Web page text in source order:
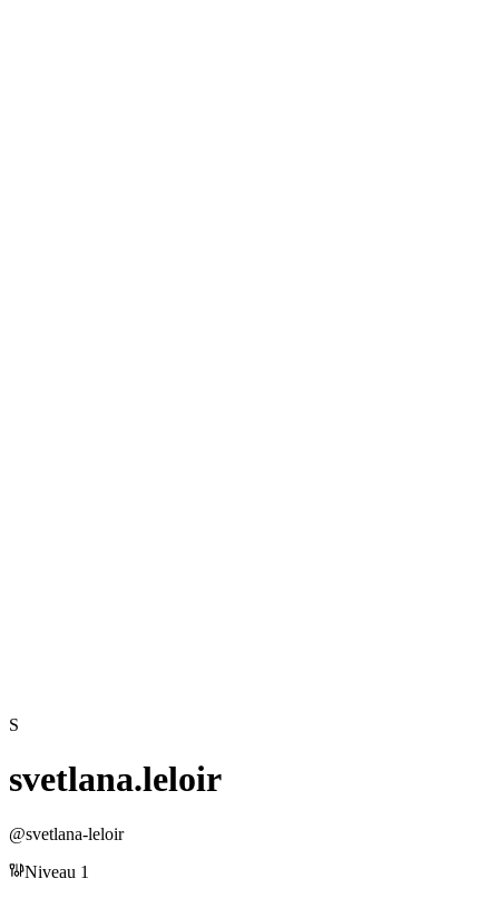
S
svetlana.leloir
@svetlana-leloir
Niveau 1